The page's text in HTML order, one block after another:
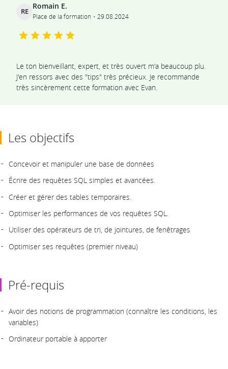
RE
Romain E.
Place de la formation 29.08.2024
Le ton bienveillant, expert, et très ouvert m'a beaucoup plu.
J'en ressors avec des "tips" très précieux. Je recommande
très sincèrement cette formation avec Evan.
Les objectifs
Concevoir et manipuler une base de données
Écrire des requêtes SQL simples et avancées.
Créer et gérer des tables temporaires.
Optimiser les performances de vos requêtes SQL.
Utiliser des opérateurs de tri, de jointures, de fenêtrages
Optimiser ses requêtes (premier niveau)
Pré-requis
Avoir des notions de programmation (connaître les conditions, les
variables)
Ordinateur portable à apporter